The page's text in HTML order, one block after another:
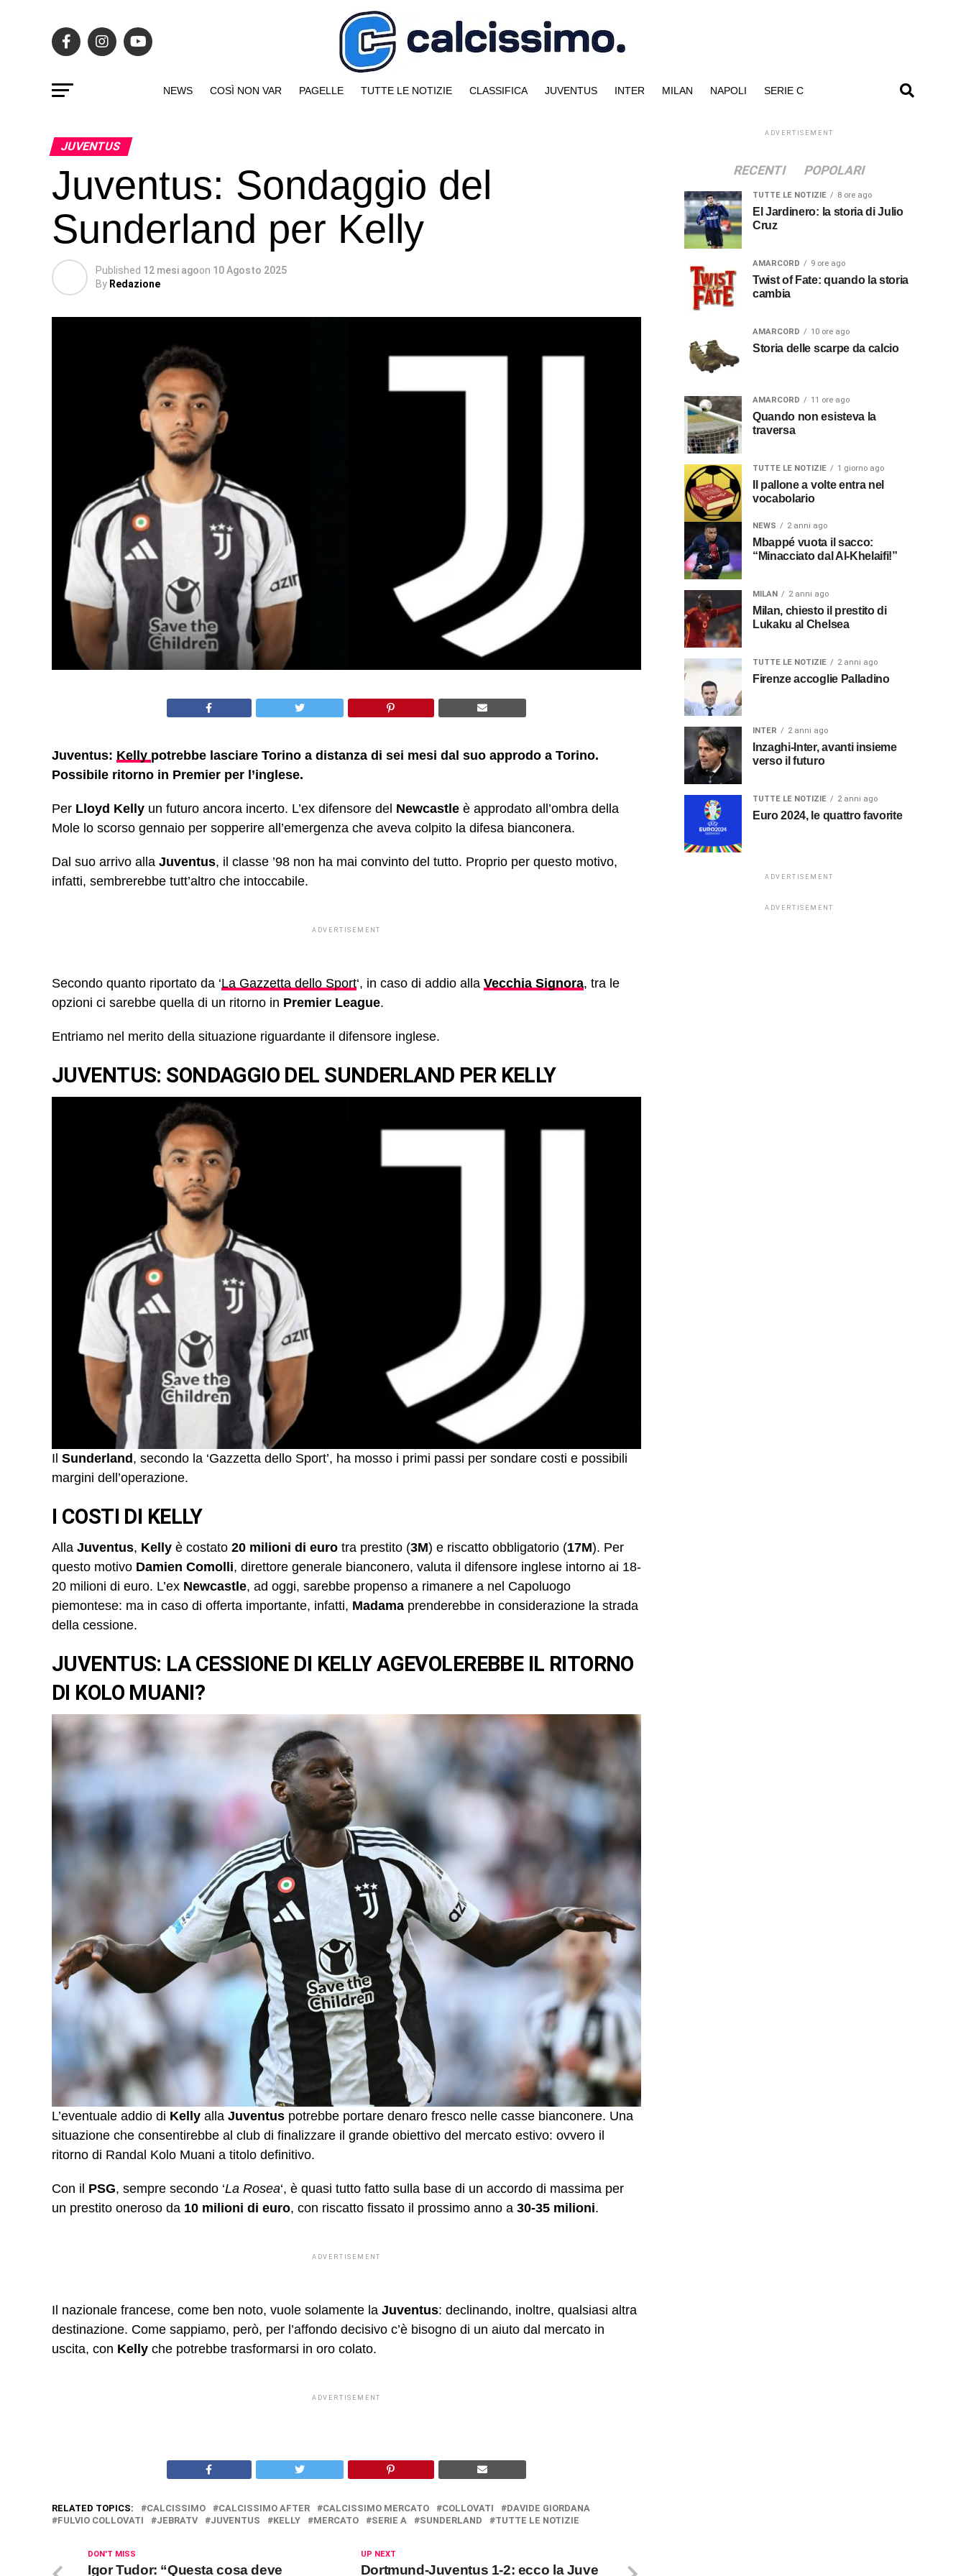
NEWS COSÌ NON VAR PAGELLE TUTTE LE NOTIZIE CLASSIFICA JUVENTUS INTER MILAN NAPOLI SERIE C
JUVENTUS
Juventus: Sondaggio del
Sunderland per Kelly
Published 12 mesi agoon 10 Agosto 2025
By Redazione
Juventus: Kelly potrebbe lasciare Torino a distanza di sei mesi dal suo approdo a Torino.
Possibile ritorno in Premier per l’inglese.
Per Lloyd Kelly un futuro ancora incerto. L’ex difensore del Newcastle è approdato all’ombra della
Mole lo scorso gennaio per sopperire all’emergenza che aveva colpito la difesa bianconera.
Dal suo arrivo alla Juventus, il classe ’98 non ha mai convinto del tutto. Proprio per questo motivo,
infatti, sembrerebbe tutt’altro che intoccabile.
ADVERTISEMENT
Secondo quanto riportato da ‘La Gazzetta dello Sport‘, in caso di addio alla Vecchia Signora, tra le
opzioni ci sarebbe quella di un ritorno in Premier League.
Entriamo nel merito della situazione riguardante il difensore inglese.
JUVENTUS: SONDAGGIO DEL SUNDERLAND PER KELLY
Il Sunderland , secondo la ‘Gazzetta dello Sport’, ha mosso i primi passi per sondare costi e possibili
margini dell’operazione.
I COSTI DI KELLY
Alla Juventus, Kelly è costato 20 milioni di euro tra prestito (3M) e riscatto obbligatorio (17M). Per
questo motivo Damien Comolli, direttore generale bianconero, valuta il difensore inglese intorno ai 18-
20 milioni di euro. L’ex Newcastle, ad oggi, sarebbe propenso a rimanere a nel Capoluogo
piemontese: ma in caso di offerta importante, infatti, Madama prenderebbe in considerazione la strada
della cessione.
JUVENTUS: LA CESSIONE DI KELLY AGEVOLEREBBE IL RITORNO
DI KOLO MUANI?
L’eventuale addio di Kelly alla Juventus potrebbe portare denaro fresco nelle casse bianconere. Una
situazione che consentirebbe al club di finalizzare il grande obiettivo del mercato estivo: ovvero il
ritorno di Randal Kolo Muani a titolo definitivo.
Con il PSG, sempre secondo ‘La Rosea‘, è quasi tutto fatto sulla base di un accordo di massima per
un prestito oneroso da 10 milioni di euro, con riscatto fissato il prossimo anno a 30-35 milioni.
ADVERTISEMENT
Il nazionale francese, come ben noto, vuole solamente la Juventus: declinando, inoltre, qualsiasi altra
destinazione. Come sappiamo, però, per l’affondo decisivo c’è bisogno di un aiuto dal mercato in
uscita, con Kelly che potrebbe trasformarsi in oro colato.
ADVERTISEMENT
RELATED TOPICS: CALCISSIMO CALCISSIMO AFTER CALCISSIMO MERCATO COLLOVATI
DAVIDE GIORDANA
FULVIO COLLOVATI
JEBRATV JUVENTUS KELLY MERCATO SERIE A SUNDERLAND TUTTE LE NOTIZIE
UP NEXT
Dortmund-Juventus 1-2: ecco la Juve
DON'T MISS
Igor Tudor: “Questa cosa deve
ADVERTISEMENT
RECENTI POPOLARI
TUTTE LE NOTIZIE 8 ore ago
El Jardinero: la storia di Julio
Cruz
AMARCORD 9 ore ago
Twist of Fate: quando la storia
cambia
AMARCORD 10 ore ago
Storia delle scarpe da calcio
AMARCORD 11 ore ago
Quando non esisteva la
traversa
TUTTE LE NOTIZIE 1 giorno ago
Il pallone a volte entra nel
vocabolario
NEWS 2 anni ago
Mbappé vuota il sacco:
“Minacciato dal Al-Khelaifi!”
MILAN 2 anni ago
Milan, chiesto il prestito di
Lukaku al Chelsea
TUTTE LE NOTIZIE 2 anni ago
Firenze accoglie Palladino
INTER 2 anni ago
Inzaghi-Inter, avanti insieme
verso il futuro
TUTTE LE NOTIZIE 2 anni ago
Euro 2024, le quattro favorite
ADVERTISEMENT
ADVERTISEMENT